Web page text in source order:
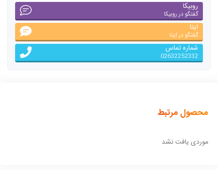
روبیکا
گفتگو در روبیکا
ایتا
گفتگو در ایتا
شماره تماس
02632252332
محصول مرتبط
موردی یافت نشد